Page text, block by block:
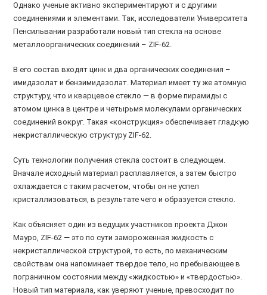
Однако ученые активно экспериментируют и с другими
соединениями и элементами. Так, исследователи Университета
Пенсильвании разработали новый тип стекла на основе
металлоорганических соединений – ZIF-62.
В его состав входят цинк и два органических соединения –
имидазолат и бензимидазолат. Материал имеет ту же атомную
структуру, что и кварцевое стекло — в форме пирамиды с
атомом цинка в центре и четырьмя молекулами органических
соединений вокруг. Такая «конструкция» обеспечивает гладкую
некристаллическую структуру ZIF-62.
Суть технологии получения стекла состоит в следующем.
Вначале исходный материал расплавляется, а затем быстро
охлаждается с таким расчетом, чтобы он не успел
кристаллизоваться, в результате чего и образуется стекло.
Как объясняет один из ведущих участников проекта Джон
Мауро, ZIF-62 — это по сути замороженная жидкость с
некристаллической структурой, то есть, по механическим
свойствам она напоминает твердое тело, но пребывающее в
пограничном состоянии между «жидкостью» и «твердостью».
Новый тип материала, как уверяют ученые, превосходит по